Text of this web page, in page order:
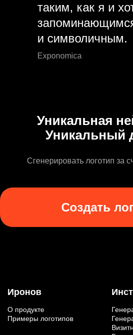
таким, как я и
и символичным.
Exponomica
Уникальная
Уникальный
Сгенерировать логотип за
Создать
Иронов
О продукте
Примеры логотипов